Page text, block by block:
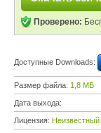
Проверено:
Доступные Downloads:
Размер файла: 1,8 МБ
Дата выхода:
Лицензия: Неизвестный